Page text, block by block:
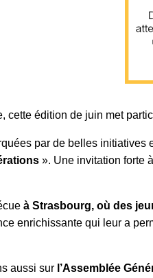
cette édition de juin met
par de belles
». Une invitation forte
à Strasbourg, où des
enrichissante qui leur a
aussi sur l’Assemblée